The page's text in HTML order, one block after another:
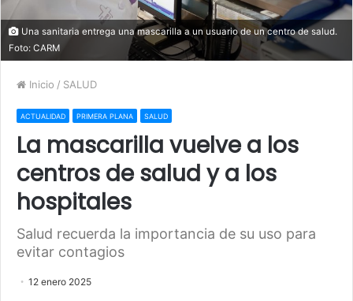
Una sanitaria entrega una mascarilla a un usuario de un centro de salud.
Foto: CARM
Inicio / SALUD
ACTUALIDAD PRIMERA PLANA SALUD
La mascarilla vuelve a los
centros de salud y a los
hospitales
Salud recuerda la importancia de su uso para
evitar contagios
12 enero 2025